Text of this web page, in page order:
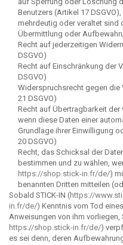
Benutzers (Artikel 17
mehrdeutig oder veraltet sind
Übermittlung oder
Recht auf jederzeitigen
DSGVO)
Recht auf Einschränkung der
DSGVO)
Widerspruchsrecht gegen die
21 DSGVO)
Recht auf Übertragbarkeit der
wenn diese Daten einer
Grundlage ihrer Einwilligung
20 DSGVO)
Recht, das Schicksal der
bestimmen und zu wählen,
https://shop.stick-in.fr/de/)
benannten Dritten mitteilen
Sobald STICK-IN (https://
in.fr/de/) Kenntnis vom Tod
Anweisungen von ihm vorliegen,
https://shop.stick-in.fr/de/)
es sei denn, deren